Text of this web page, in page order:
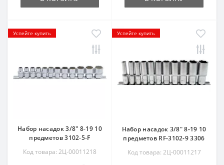
Успейте купить
Набор насадок 3/8" 8-19 10
предметов 3102-5-F
Код товара: 2Ц-00011218
Успейте купить
Набор насадок 3/8" 8-19 10
предметов RF-3102-9 3306
Код товара: 2Ц-00011217